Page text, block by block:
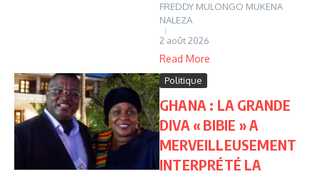
FREDDY MULONGO MUKENA
NALEZA
2 août 2026
Read More
Politique
GHANA : LA GRANDE
DIVA « BIBIE » A
MERVEILLEUSEMENT
INTERPRÉTÉ LA